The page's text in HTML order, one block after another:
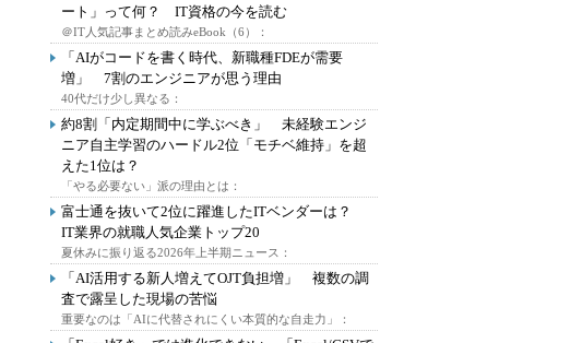
ート」って何？ IT資格の今を読む
＠IT人気記事まとめ読みeBook（6）：
「AIがコードを書く時代、新職種FDEが需要
増」 7割のエンジニアが思う理由
40代だけ少し異なる：
約8割「内定期間中に学ぶべき」 未経験エンジ
ニア自主学習のハードル2位「モチベ維持」を超
えた1位は？
「やる必要ない」派の理由とは：
富士通を抜いて2位に躍進したITベンダーは？
IT業界の就職人気企業トップ20
夏休みに振り返る2026年上半期ニュース：
「AI活用する新人増えてOJT負担増」 複数の調
査で露呈した現場の苦悩
重要なのは「AIに代替されにくい本質的な自走力」：